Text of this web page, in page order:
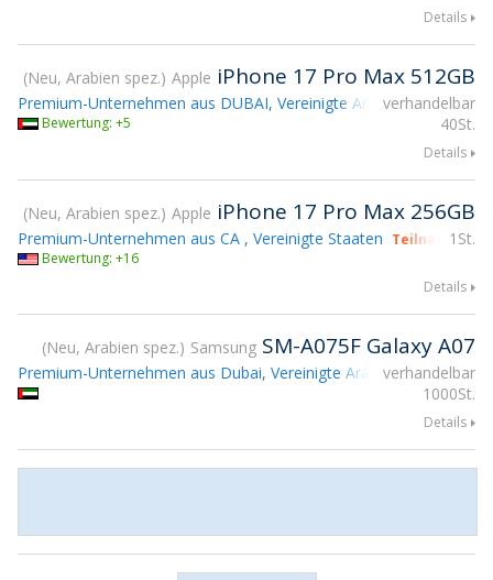
Details
Neu, Arabien spez. Apple iPhone 17 Pro Max 512GB
verhandelbar
40St.
Premium-Unternehmen aus DUBAI, Vereinigte Arabische Emirate
Bewertung: +5
Details
Neu, Arabien spez. Apple iPhone 17 Pro Max 256GB
1St.
Premium-Unternehmen aus CA , Vereinigte Staaten Teilnahme
Bewertung: +16
Details
Neu, Arabien spez. Samsung SM-A075F Galaxy A07
verhandelbar
1000St.
Premium-Unternehmen aus Dubai, Vereinigte Arabische Emirate
Details